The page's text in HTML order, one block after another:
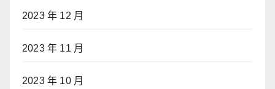
2023 年 12 月
2023 年 11 月
2023 年 10 月